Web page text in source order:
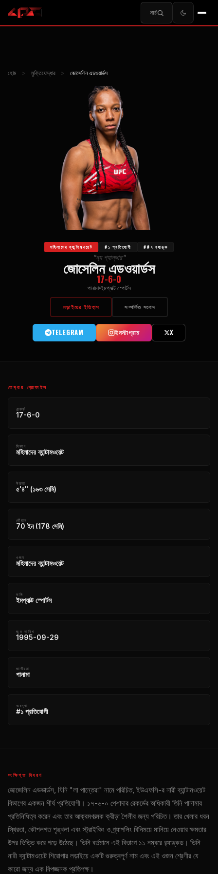
সার্চ
হোম > মুক্তিযোদ্ধার > জোসেলিন এডওয়ার্ডস
মহিলাদের ব্যান্টামওয়েট #১ প্রতিযোগী ##৭ র‍্যাঙ্ক
"দ্য প্যান্থার"
জোসেলিন এডওয়ার্ডস
17-6-0
পানামা ইমপ্যাক্ট স্পোর্টস
লড়াইয়ের ইতিহাস সম্পর্কিত সংবাদ
TELEGRAM ইনস্টাগ্রাম X
যোদ্ধার প্রোফাইল
রেকর্ড
17-6-0
বিভাগ
মহিলাদের ব্যান্টামওয়েট
উচ্চতা
৫'৪" (১৬৩ সেমি)
পৌঁছান
70 ইন (178 সেমি)
ওজন
মহিলাদের ব্যান্টামওয়েট
ভঙ্গি
ইমপ্যাক্ট স্পোর্টস
জন্ম তারিখ
1995-09-29
জাতীয়তা
পানামা
অবস্থা
#১ প্রতিযোগী
সংক্ষিপ্ত বিবরণ
জোজেলিন এডভার্ডস, যিনি "লা পান্তেরা" নামে পরিচিত, ইউএফসি-র নারী ব্যান্টামওয়েট
বিভাগের একজন শীর্ষ প্রতিযোগী। ১৭-৬-০ পেশাদার রেকর্ডের অধিকারী তিনি পানামার
প্রতিনিধিত্ব করেন এবং তার আক্রমণাত্মক ক্রীড়া শৈলীর জন্য পরিচিত। তার খেলার ধরন
স্থিরতা, কৌশলগত শৃঙ্খলা এবং স্ট্রাইকিং ও গ্র্যাপলিং বিনিময়ে মানিয়ে নেওয়ার ক্ষমতার
উপর ভিত্তি করে গড়ে উঠেছে। তিনি বর্তমানে এই বিভাগে ১১ নম্বরে র‍্যাঙ্কড। তিনি
নারী ব্যান্টামওয়েট শিরোপার লড়াইয়ে একটি গুরুত্বপূর্ণ নাম এবং এই ওজন শ্রেণীর যে
কারো জন্য এক বিপজ্জনক প্রতিপক্ষ।